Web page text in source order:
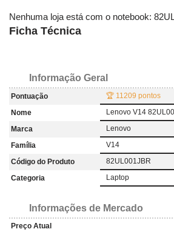
Nenhuma loja está com o notebook:
Ficha Técnica
Informação Geral
Pontuação
🏆 11209 pontos
Nome
Lenovo V14
Marca
Lenovo
Família
V14
Código do Produto
82UL001JBR
Categoria
Laptop
Informações de Mercado
Preço Atual